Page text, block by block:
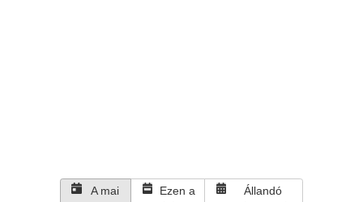
A mai
Ezen a
Állandó